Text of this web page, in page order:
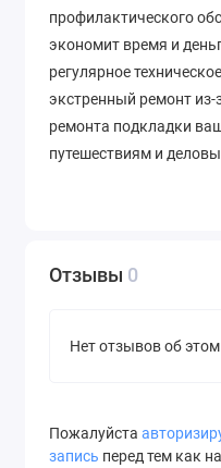
профилактического
экономит время и
регулярное
экстренный ремонт
ремонта подкладки
путешествиям и
Отзывы 0
Нет отзывов об
Пожалуйста
запись перед тем как